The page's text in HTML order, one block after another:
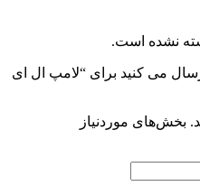
نشده است.
می کنید برای “لامپ ال ای
بخش‌های موردنیاز